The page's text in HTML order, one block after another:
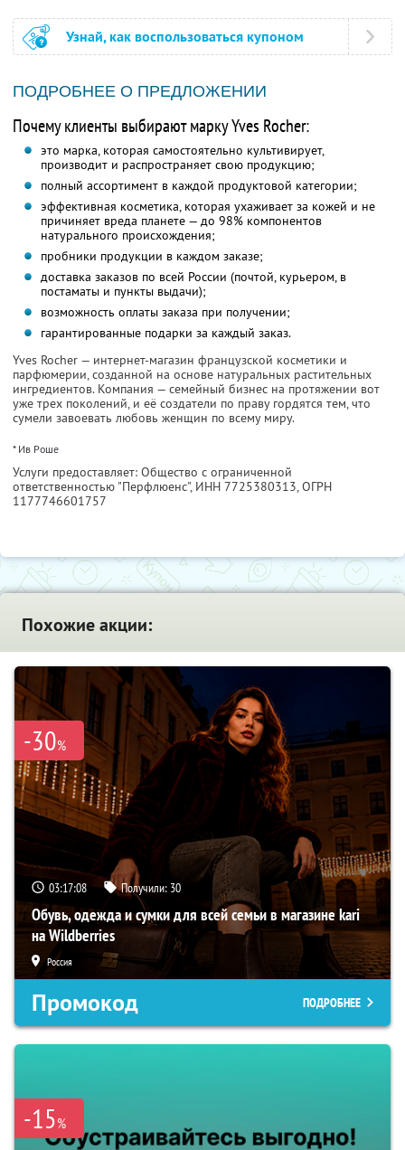
Узнай, как воспользоваться купоном
ПОДРОБНЕЕ О ПРЕДЛОЖЕНИИ
Почему клиенты выбирают марку Yves Rocher:
это марка, которая самостоятельно культивирует,
производит и распространяет свою продукцию;
полный ассортимент в каждой продуктовой категории;
эффективная косметика, которая ухаживает за кожей и не
причиняет вреда планете — до 98% компонентов
натурального происхождения;
пробники продукции в каждом заказе;
доставка заказов по всей России (почтой, курьером, в
постаматы и пункты выдачи);
возможность оплаты заказа при получении;
гарантированные подарки за каждый заказ.
Yves Rocher — интернет-магазин французской косметики и
парфюмерии, созданной на основе натуральных растительных
ингредиентов. Компания — семейный бизнес на протяжении вот
уже трех поколений, и её создатели по праву гордятся тем, что
сумели завоевать любовь женщин по всему миру.
* Ив Роше
Услуги предоставляет: Общество с ограниченной
ответственностью "Перфлюенс", ИНН 7725380313, ОГРН
1177746601757
Похожие акции:
-30%
03:17:07 Получили: 30
Обувь, одежда и сумки для всей семьи в магазине kari
на Wildberries
Россия
Промокод ПОДРОБНЕЕ
-15%